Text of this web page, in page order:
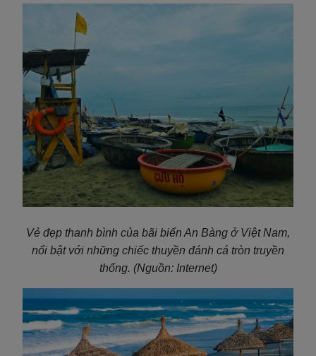
Vẻ đẹp thanh bình của bãi biển An Bàng ở Việt Nam,
nổi bật với những chiếc thuyền đánh cá tròn truyền
thống. (Nguồn: Internet)